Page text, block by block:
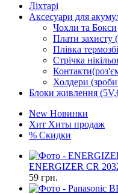
Ліхтарі
Аксесуари для
Чохли та Бокси
Плати захисту
Плівка
Стрічка
Холдери
Блоки живлення
New Новинки
Хит Хиты продаж
% Скидки
ENERGIZER CR
59 грн.